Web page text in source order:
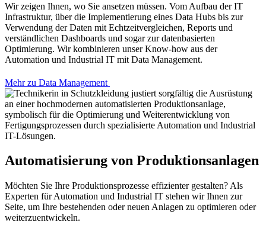
Wir zeigen Ihnen, wo Sie ansetzen müssen. Vom Aufbau der IT
Infrastruktur, über die Implementierung eines Data Hubs bis zur
Verwendung der Daten mit Echtzeitvergleichen, Reports und
verständlichen Dashboards und sogar zur datenbasierten
Optimierung. Wir kombinieren unser Know-how aus der
Automation und Industrial IT mit Data Management.
Mehr zu Data Management
Automatisierung von Produktionsanlagen
Möchten Sie Ihre Produktionsprozesse effizienter gestalten? Als
Experten für Automation und Industrial IT stehen wir Ihnen zur
Seite, um Ihre bestehenden oder neuen Anlagen zu optimieren oder
weiterzuentwickeln.